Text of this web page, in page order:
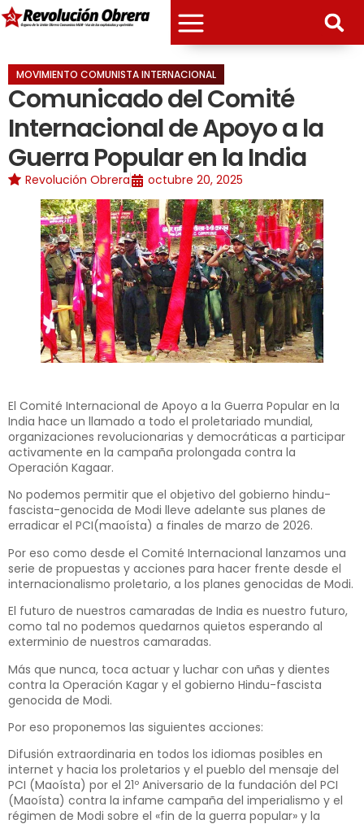
MOVIMIENTO COMUNISTA INTERNACIONAL
Comunicado del Comité
Internacional de Apoyo a la
Guerra Popular en la India
Revolución Obrera octubre 20, 2025
El Comité Internacional de Apoyo a la Guerra Popular en la
India hace un llamado a todo el proletariado mundial,
organizaciones revolucionarias y democráticas a participar
activamente en la campaña prolongada contra la
Operación Kagaar.
No podemos permitir que el objetivo del gobierno hindu-
fascista-genocida de Modi lleve adelante sus planes de
erradicar el PCI(maoísta) a finales de marzo de 2026.
Por eso como desde el Comité Internacional lanzamos una
serie de propuestas y acciones para hacer frente desde el
internacionalismo proletario, a los planes genocidas de Modi.
El futuro de nuestros camaradas de India es nuestro futuro,
como tal no podemos quedarnos quietos esperando al
exterminio de nuestros camaradas.
Más que nunca, toca actuar y luchar con uñas y dientes
contra la Operación Kagar y el gobierno Hindu-fascista
genocida de Modi.
Por eso proponemos las siguientes acciones:
Difusión extraordinaria en todos los idiomas posibles en
internet y hacia los proletarios y el pueblo del mensaje del
PCI (Maoísta) por el 21º Aniversario de la fundación del PCI
(Maoísta) contra la infame campaña del imperialismo y el
régimen de Modi sobre el «fin de la guerra popular» y la